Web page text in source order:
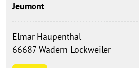
Jeumont
Elmar Haupenthal
66687 Wadern-Lockweiler